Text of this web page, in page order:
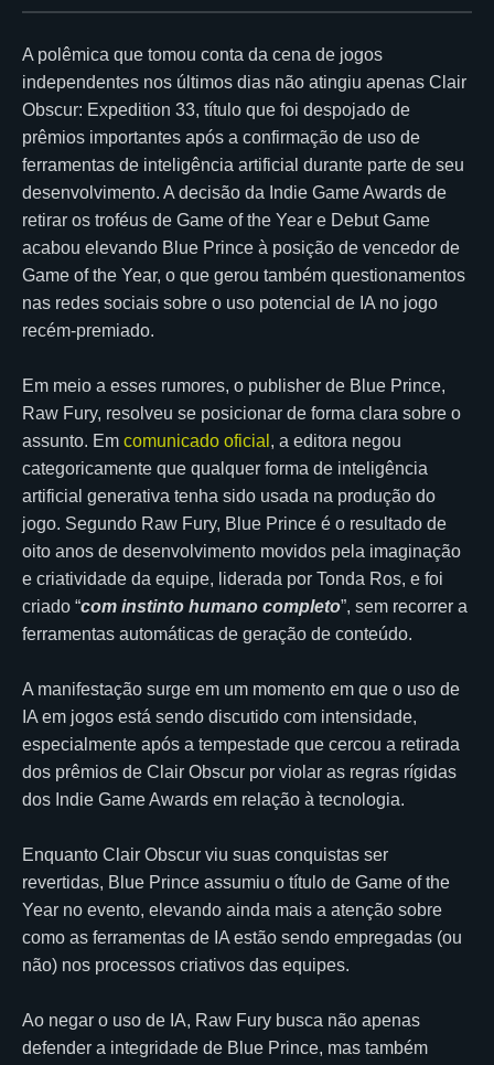
A polêmica que tomou conta da cena de jogos
independentes nos últimos dias não atingiu apenas Clair
Obscur: Expedition 33, título que foi despojado de
prêmios importantes após a confirmação de uso de
ferramentas de inteligência artificial durante parte de seu
desenvolvimento. A decisão da Indie Game Awards de
retirar os troféus de Game of the Year e Debut Game
acabou elevando Blue Prince à posição de vencedor de
Game of the Year, o que gerou também questionamentos
nas redes sociais sobre o uso potencial de IA no jogo
recém-premiado.
Em meio a esses rumores, o publisher de Blue Prince,
Raw Fury, resolveu se posicionar de forma clara sobre o
assunto. Em comunicado oficial , a editora negou
categoricamente que qualquer forma de inteligência
artificial generativa tenha sido usada na produção do
jogo. Segundo Raw Fury, Blue Prince é o resultado de
oito anos de desenvolvimento movidos pela imaginação
e criatividade da equipe, liderada por Tonda Ros, e foi
criado “com instinto humano completo”, sem recorrer a
ferramentas automáticas de geração de conteúdo.
A manifestação surge em um momento em que o uso de
IA em jogos está sendo discutido com intensidade,
especialmente após a tempestade que cercou a retirada
dos prêmios de Clair Obscur por violar as regras rígidas
dos Indie Game Awards em relação à tecnologia.
Enquanto Clair Obscur viu suas conquistas ser
revertidas, Blue Prince assumiu o título de Game of the
Year no evento, elevando ainda mais a atenção sobre
como as ferramentas de IA estão sendo empregadas (ou
não) nos processos criativos das equipes.
Ao negar o uso de IA, Raw Fury busca não apenas
defender a integridade de Blue Prince, mas também